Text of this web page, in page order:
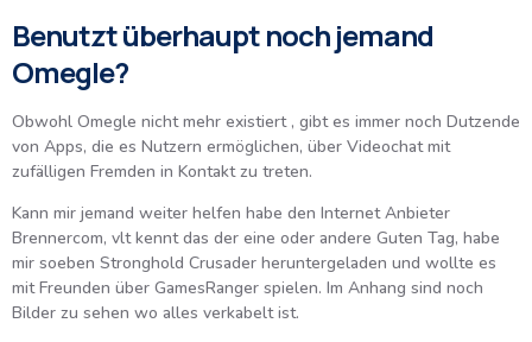
Benutzt überhaupt noch jemand
Omegle?
Obwohl Omegle nicht mehr existiert , gibt es immer noch Dutzende
von Apps, die es Nutzern ermöglichen, über Videochat mit
zufälligen Fremden in Kontakt zu treten.
Kann mir jemand weiter helfen habe den Internet Anbieter
Brennercom, vlt kennt das der eine oder andere Guten Tag, habe
mir soeben Stronghold Crusader heruntergeladen und wollte es
mit Freunden über GamesRanger spielen. Im Anhang sind noch
Bilder zu sehen wo alles verkabelt ist.